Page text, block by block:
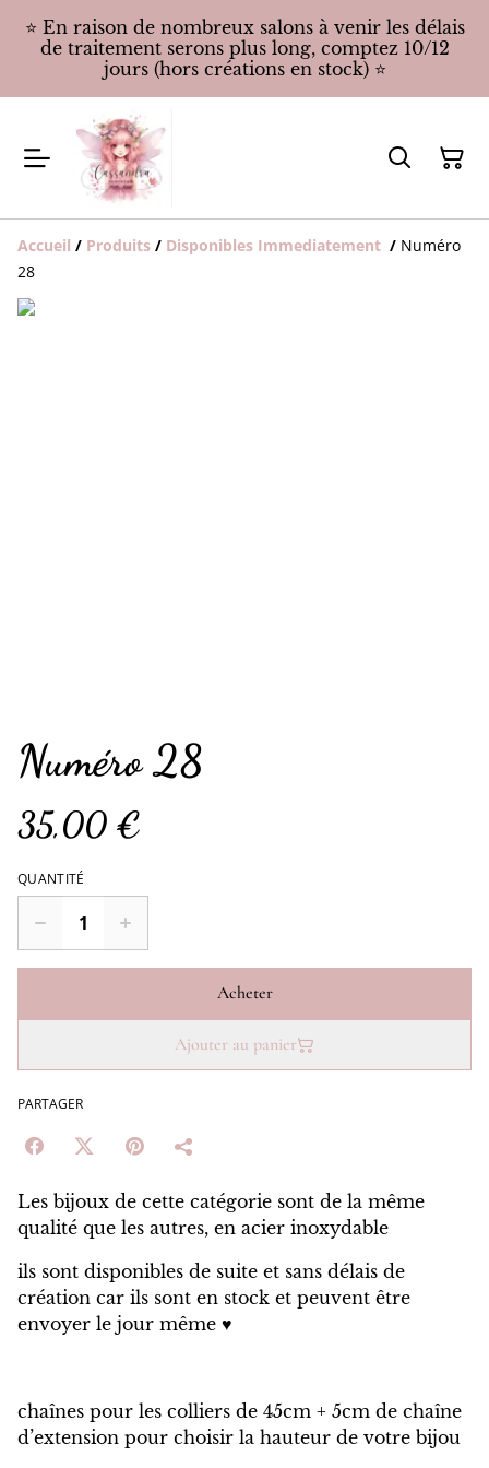
⭐️ En raison de nombreux salons à venir les délais
de traitement serons plus long, comptez 10/12
jours (hors créations en stock) ⭐️
Accueil / Produits / Disponibles Immediatement / Numéro
28
Numéro 28
35,00 €
QUANTITÉ
Acheter
Ajouter au panier
PARTAGER
Les bijoux de cette catégorie sont de la même
qualité que les autres, en acier inoxydable
ils sont disponibles de suite et sans délais de
création car ils sont en stock et peuvent être
envoyer le jour même ♥️
chaînes pour les colliers de 45cm + 5cm de chaîne
d’extension pour choisir la hauteur de votre bijou